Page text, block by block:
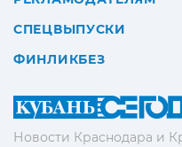
Новости Краснодара и
СПЕЦВЫПУСКИ
ФИНЛИКБЕЗ